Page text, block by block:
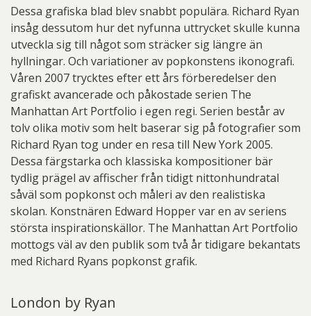
Dessa grafiska blad blev snabbt populära. Richard Ryan
insåg dessutom hur det nyfunna uttrycket skulle kunna
utveckla sig till något som sträcker sig längre än
hyllningar. Och variationer av popkonstens ikonografi.
Våren 2007 trycktes efter ett års förberedelser den
grafiskt avancerade och påkostade serien The
Manhattan Art Portfolio i egen regi. Serien består av
tolv olika motiv som helt baserar sig på fotografier som
Richard Ryan tog under en resa till New York 2005.
Dessa färgstarka och klassiska kompositioner bär
tydlig prägel av affischer från tidigt nittonhundratal
såväl som popkonst och måleri av den realistiska
skolan. Konstnären Edward Hopper var en av seriens
största inspirationskällor. The Manhattan Art Portfolio
mottogs väl av den publik som två år tidigare bekantats
med Richard Ryans popkonst grafik.
London by Ryan